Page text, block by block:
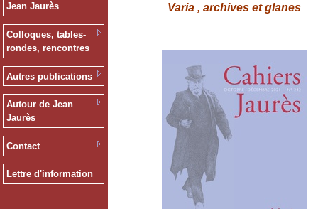
Jean Jaurès
Colloques, tables-
rondes, rencontres
Autres publications
Autour de Jean
Jaurès
Contact
Lettre d'information
Varia , archives et glanes